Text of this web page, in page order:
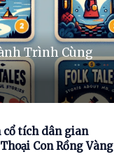
Trình Cùng
cổ tích dân gian
Con Rồng Vàng